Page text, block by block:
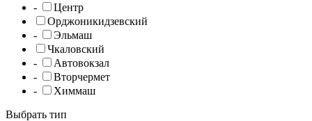
-
Центр
Орджоникидзевский
-
Эльмаш
Чкаловский
-
Автовокзал
-
Вторчермет
-
Химмаш
Выбрать тип